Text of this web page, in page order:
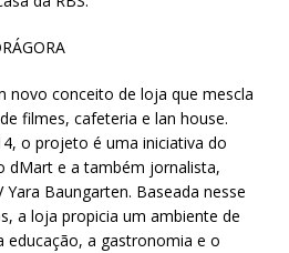
novo conceito de loja que mescla
filmes, cafeteria e lan house.
o projeto é uma iniciativa do
dMart e a também jornalista,
Baungarten. Baseada nesse
a loja propicia um ambiente de
educação, a gastronomia e o